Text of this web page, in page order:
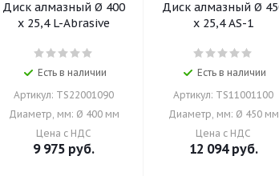
Диск алмазный Ø 400
x 25,4 L-Abrasive
Есть в наличии
Артикул: TS22001090
Диаметр, мм: Ø 400 мм
Цена с НДС
9 975 руб.
Диск алмазный Ø 450
x 25,4 AS-1
Есть в наличии
Артикул: TS11001100
Диаметр, мм: Ø 450 мм
Цена с НДС
12 094руб.